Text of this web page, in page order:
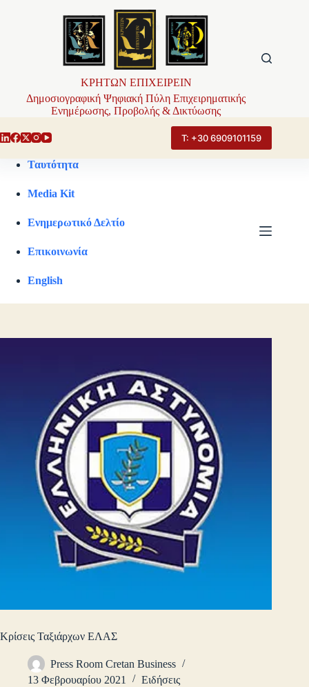
ΚΡΗΤΩΝ ΕΠΙΧΕΙΡΕΙΝ
Δημοσιογραφική Ψηφιακή Πύλη Επιχειρηματικής
Ενημέρωσης, Προβολής & Δικτύωσης
Τ: +30 6909101159
Ταυτότητα
Media Kit
Ενημερωτικό Δελτίο
Επικοινωνία
English
Κρίσεις Ταξιάρχων ΕΛΑΣ
Press Room Cretan Business
13 Φεβρουαρίου 2021
Ειδήσεις